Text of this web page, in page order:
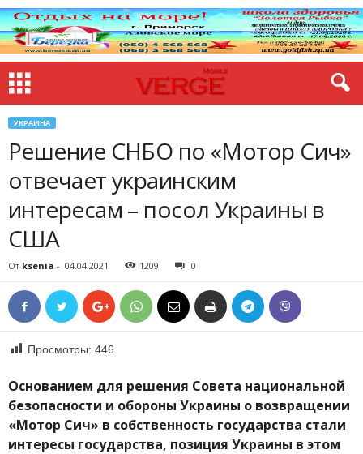
УКРАИНА
Решение СНБО по «Мотор Сич»
отвечает украинским
интересам – посол Украины в
США
От ksenia - 04.04.2021 1209 0
Просмотры: 446
Основанием для решения Совета национальной
безопасности и обороны Украины о возвращении
«Мотор Сич» в собственность государства стали
интересы государства, позиция Украины в этом